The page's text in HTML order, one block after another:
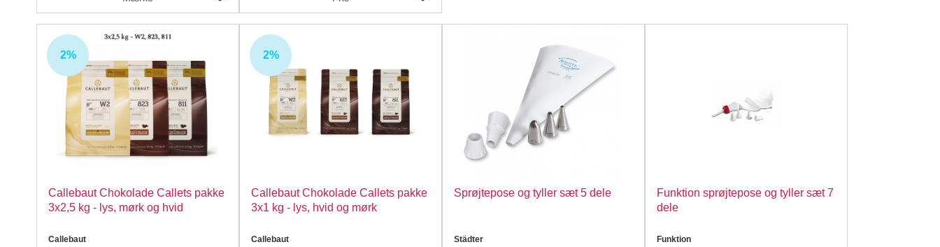
2%
Callebaut Chokolade Callets pakke
3x2,5 kg - lys, mørk og hvid
Callebaut
2%
Callebaut Chokolade Callets pakke
3x1 kg - lys, hvid og mørk
Callebaut
Sprøjtepose og tyller sæt 5 dele
Städter
Funktion sprøjtepose og tyller sæt 7
dele
Funktion